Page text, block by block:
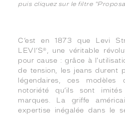
puis cliquez sur le filtre
C’est en 1873 que Levi
LEVI’S®, une véritable
pour cause : grâce à
de tension, les jeans durent
légendaires, ces
notoriété qu’ils sont
marques. La griffe
expertise inégalée dans le